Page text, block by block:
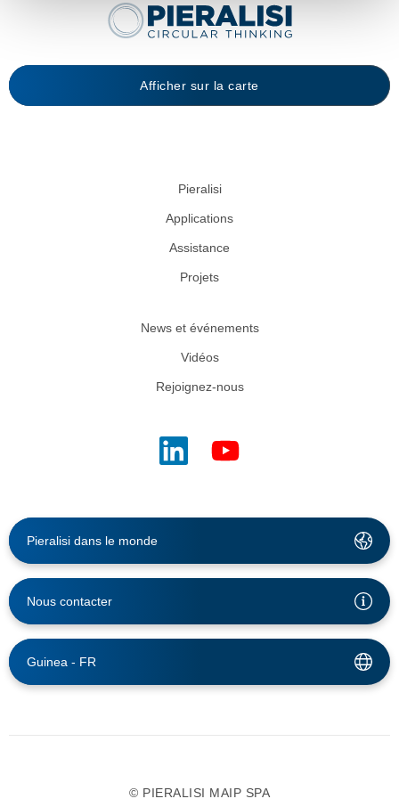
Afficher sur la carte
Pieralisi
Applications
Assistance
Projets
News et événements
Vidéos
Rejoignez-nous
Pieralisi dans le monde
Nous contacter
Guinea - FR
© PIERALISI MAIP SPA